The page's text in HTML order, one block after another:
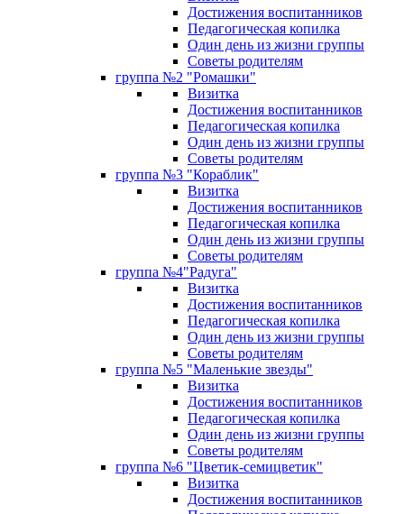
Достижения воспитанников
Педагогическая копилка
Один день из жизни группы
Советы родителям
группа №2 "Ромашки"
Визитка
Достижения воспитанников
Педагогическая копилка
Один день из жизни группы
Советы родителям
группа №3 "Кораблик"
Визитка
Достижения воспитанников
Педагогическая копилка
Один день из жизни группы
Советы родителям
группа №4"Радуга"
Визитка
Достижения воспитанников
Педагогическая копилка
Один день из жизни группы
Советы родителям
группа №5 "Маленькие звезды"
Визитка
Достижения воспитанников
Педагогическая копилка
Один день из жизни группы
Советы родителям
группа №6 "Цветик-семицветик"
Визитка
Достижения воспитанников